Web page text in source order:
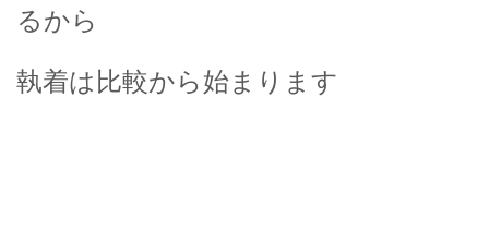
るから
執着は比較から始まります